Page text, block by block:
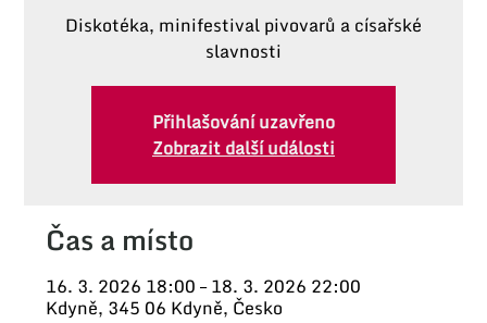
Diskotéka, minifestival pivovarů a císařské
slavnosti
Přihlašování uzavřeno
Zobrazit další události
Čas a místo
16. 3. 2026 18:00 – 18. 3. 2026 22:00
Kdyně, 345 06 Kdyně, Česko